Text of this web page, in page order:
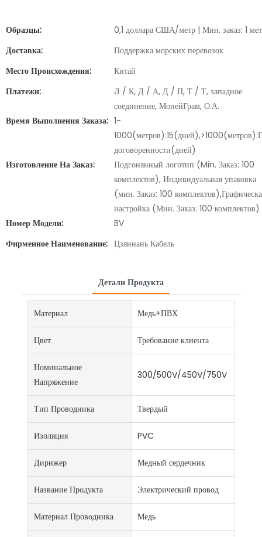
Образцы:
0,1 доллара США/метр | Мин. заказ: 1
Доставка:
Поддержка морских перевозок
Место Происхождения:
Китай
Платежи:
Л / К, Д / А, Д / П, Т / Т, западное
соединение, МонейГрам, О.А.
Время Выполнения Заказа: 1-
договоренности(дней)
Изготовление На Заказ:
Подгонянный логотип (Min. Заказ: 100
комплектов), Индивидуальная упаковка
(мин. Заказ: 100
настройка (Мин. Заказ: 100 комплектов)
Номер Модели:
BV
Фирменное Наименование: Цзяннань Кабель
Детали Продукта
Материал Медь+ПВХ
Цвет Требование клиента
Номинальное
Напряжение
300/500V/450V/750V
Тип Проводника Твердый
Изоляция PVC
Дирижер Медный сердечник
Название Продукта Электрический провод
Материал Проводника Медь